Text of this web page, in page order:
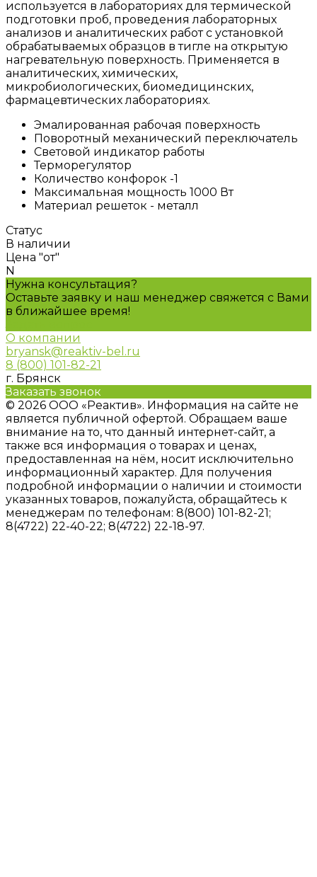
используется в лабораториях для термической
подготовки проб, проведения лабораторных
анализов и аналитических работ с установкой
обрабатываемых образцов в тигле на открытую
нагревательную поверхность. Применяется в
аналитических, химических,
микробиологических, биомедицинских,
фармацевтических лабораториях.
Эмалированная рабочая поверхность
Поворотный механический переключатель
Световой индикатор работы
Терморегулятор
Количество конфорок -1
Максимальная мощность 1000 Вт
Материал решеток - металл
Статус
В наличии
Цена "от"
N
Нужна консультация?
Оставьте заявку и наш менеджер свяжется с Вами
в ближайшее время!
О компании
bryansk@reaktiv-bel.ru
8 (800) 101-82-21
г. Брянск
Заказать звонок
© 2026 ООО «Реактив». Информация на сайте не
является публичной офертой. Обращаем ваше
внимание на то, что данный интернет-сайт, а
также вся информация о товарах и ценах,
предоставленная на нём, носит исключительно
информационный характер. Для получения
подробной информации о наличии и стоимости
указанных товаров, пожалуйста, обращайтесь к
менеджерам по телефонам: 8(800) 101-82-21;
8(4722) 22-40-22; 8(4722) 22-18-97.